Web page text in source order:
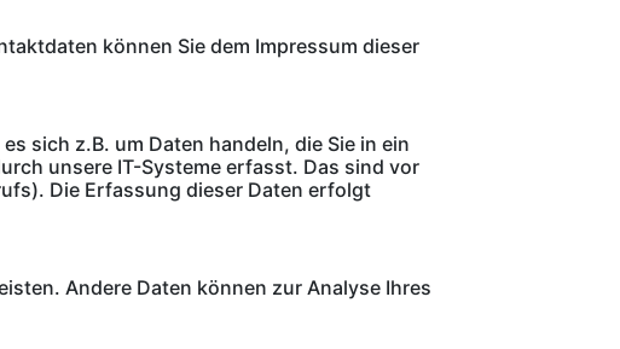
können Sie dem Impressum dieser
sich z.B. um Daten handeln, die Sie in ein
unsere IT-Systeme erfasst. Das sind vor
Die Erfassung dieser Daten erfolgt
Andere Daten können zur Analyse Ihres